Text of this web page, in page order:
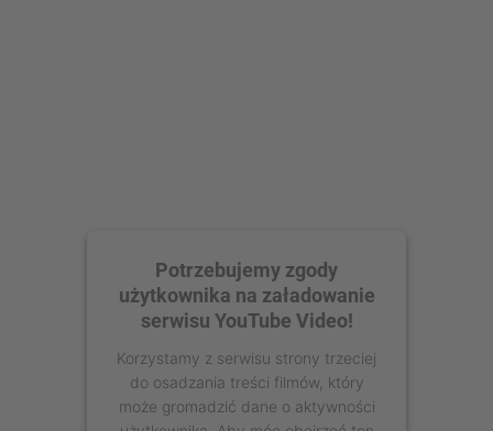
Potrzebujemy zgody
użytkownika na załadowanie
serwisu YouTube Video!
Korzystamy z serwisu strony trzeciej
do osadzania treści filmów, który
może gromadzić dane o aktywności